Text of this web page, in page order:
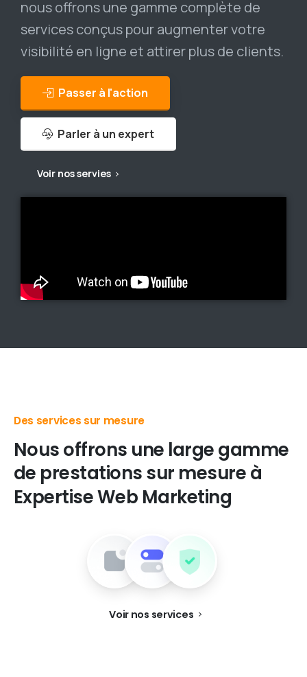
nous offrons une gamme complète de
services conçus pour augmenter votre
visibilité en ligne et attirer plus de clients.
Passer à l'action
Parler à un expert
Voir nos servies
Des produits digitaux de premier choix
Nousoffrons une largegamme
de prestationssur mesureà
ExpertiseWeb Marketing
Voir nos services